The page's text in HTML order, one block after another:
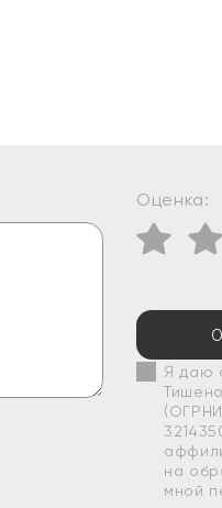
Оценка:
Я даю
на
мной